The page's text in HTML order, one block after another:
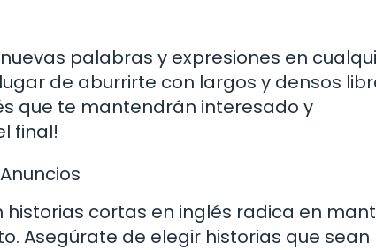
palabras y expresiones en
de aburrirte con largos y densos
que te mantendrán interesado y
final!
Anuncios
cortas en inglés radica en
Asegúrate de elegir historias que sean